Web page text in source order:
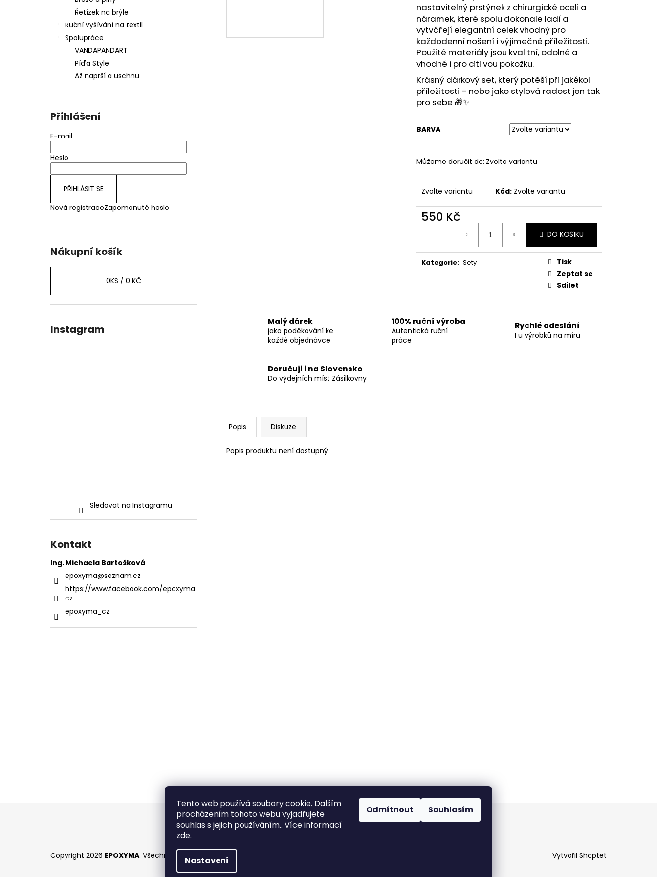
Tento web používá soubory cookie. Dalším
procházením tohoto webu vyjadřujete
souhlas s jejich používáním.. Více informací
zde.
Nastavení
Odmítnout Souhlasím
Řetízek na brýle
Ruční vyšívání na textil
Spolupráce
VANDAPANDART
Píďa Style
Až naprší a uschnu
Přihlášení
E-mail
Heslo
PŘIHLÁSIT SE
Nová registraceZapomenuté heslo
Nákupní košík
0KS / 0 KČ
Instagram
Sledovat na Instagramu
Kontakt
Ing. Michaela Bartošková
epoxyma@seznam.cz
https://www.facebook.com/epoxyma
cz
epoxyma_cz
nastavitelný prstýnek z chirurgické oceli a
náramek, které spolu dokonale ladí a
vytvářejí elegantní celek vhodný pro
každodenní nošení i výjimečné příležitosti.
Použité materiály jsou kvalitní, odolné a
vhodné i pro citlivou pokožku.
Krásný dárkový set, který potěší při jakékoli
příležitosti – nebo jako stylová radost jen tak
pro sebe 🎁✨
BARVA
Můžeme doručit do: Zvolte variantu
Zvolte variantu Kód: Zvolte variantu
550 Kč
DO KOŠÍKU
Kategorie: Sety
Tisk
Zeptat se
Sdílet
Malý dárek
jako poděkování ke
každé objednávce
100% ruční výroba
Autentická ruční
práce
Rychlé odeslání
I u výrobků na míru
Doručuji i na Slovensko
Do výdejních míst Zásilkovny
Popis Diskuze
Popis produktu není dostupný
690 Kč
Z
Vytvořil Shoptet
Copyright 2026 EPOXYMA. Všechna práva vyhrazena.